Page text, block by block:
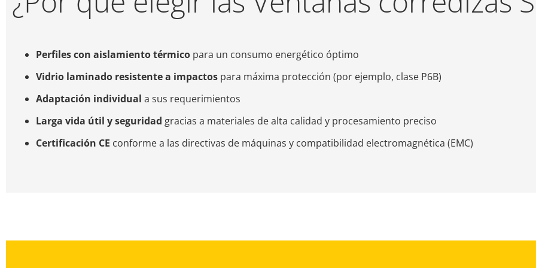
Perfiles con aislamiento térmico para un consumo energético óptimo
Vidrio laminado resistente a impactos para máxima protección (por ejemplo, clase P6B)
Adaptación individual a sus requerimientos
Larga vida útil y seguridad gracias a materiales de alta calidad y procesamiento preciso
Certificación CE conforme a las directivas de máquinas y compatibilidad electromagnética (EMC)